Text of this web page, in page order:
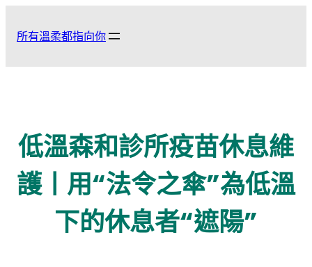
所有溫柔都指向你
低溫森和診所疫苗休息維
護丨用“法令之傘”為低溫
下的休息者“遮陽”